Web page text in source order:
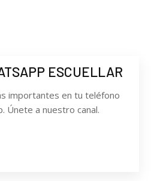
ESCUELLAR
importantes en tu teléfono
Únete a nuestro canal.